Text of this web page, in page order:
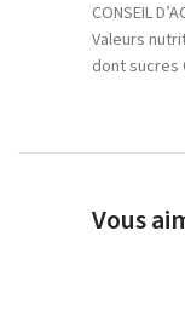
CONSEIL
Valeurs
dont sucres
Vous